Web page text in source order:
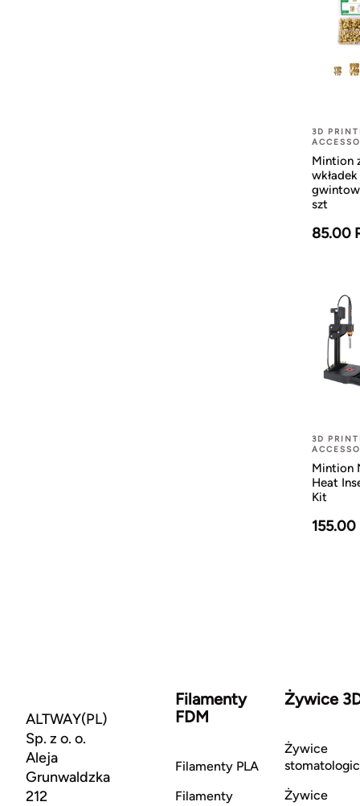
3D
Mintion
wkładek
szt
85.00
3D
Mintion
Heat
Kit
155.00
ALTWAY(PL)
Sp. z o. o.
Aleja
Grunwaldzka
212
Filamenty
FDM
Filamenty PLA
Filamenty
Żywice
Żywice
Żywice